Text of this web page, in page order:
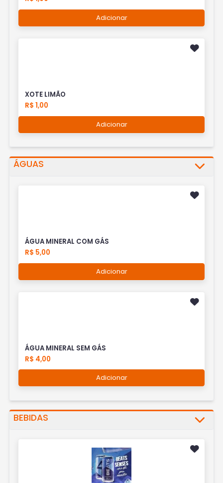
Adicionar
XOTE LIMÃO
R$ 1,00
Adicionar
ÁGUAS
ÁGUA MINERAL COM GÁS
R$ 5,00
Adicionar
ÁGUA MINERAL SEM GÁS
R$ 4,00
Adicionar
BEBIDAS